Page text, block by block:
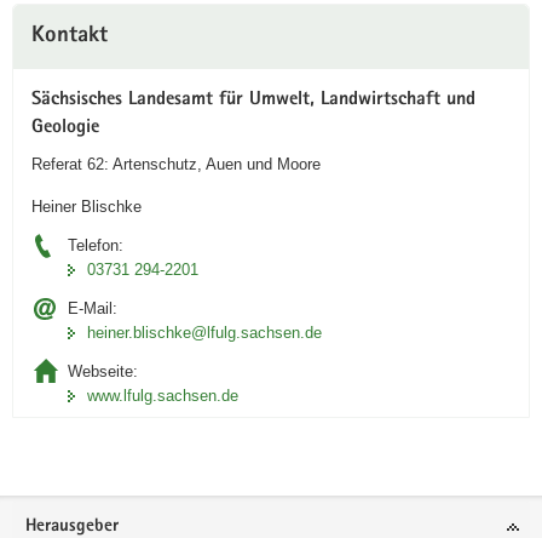
Information
Kontakt
Sächsisches Landesamt für Umwelt, Landwirtschaft und
Geologie
Referat 62: Artenschutz, Auen und Moore
Heiner Blischke
Telefon:
03731 294-2201
E-Mail:
heiner.blischke@lfulg.sachsen.de
Webseite:
www.lfulg.sachsen.de
Footer-
Herausgeber